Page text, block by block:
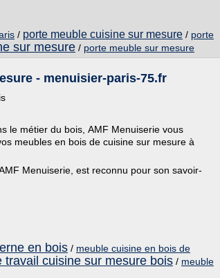
/ porte meuble cuisine sur mesure / porte
sur mesure / porte meuble sur mesure
- menuisier-paris-75.fr
le métier du bois, AMF Menuiserie vous
meubles en bois de cuisine sur mesure à
Menuiserie, est reconnu pour son savoir-
en bois / meuble cuisine en bois de
travail cuisine sur mesure bois / meuble